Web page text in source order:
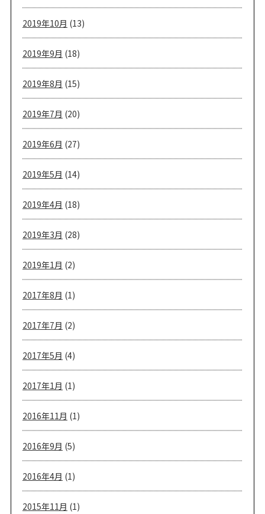
2019年10月 (13)
2019年9月 (18)
2019年8月 (15)
2019年7月 (20)
2019年6月 (27)
2019年5月 (14)
2019年4月 (18)
2019年3月 (28)
2019年1月 (2)
2017年8月 (1)
2017年7月 (2)
2017年5月 (4)
2017年1月 (1)
2016年11月 (1)
2016年9月 (5)
2016年4月 (1)
2015年11月 (1)